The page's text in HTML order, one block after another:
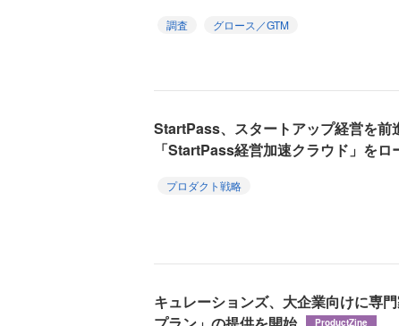
調査
グロース／GTM
StartPass、スタートアップ経営を前
「StartPass経営加速クラウド」をロ
プロダクト戦略
キュレーションズ、大企業向けに専
ProductZine